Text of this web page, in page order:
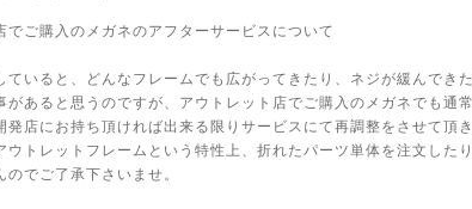
でご購入のメガネのアフターサービスについて
ていると、どんなフレームでも広がってきたり、ネジが緩んでき
があると思うのですが、アウトレット店でご購入のメガネでも通
発店にお持ち頂ければ出来る限りサービスにて再調整をさせて頂き
ウトレットフレームという特性上、折れたパーツ単体を注文した
のでご了承下さいませ。